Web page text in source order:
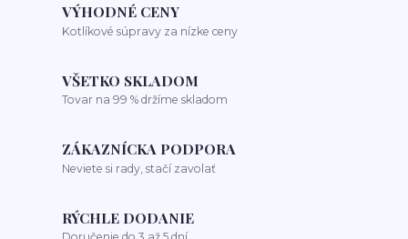
VÝHODNÉ CENY
Kotlíkové súpravy za nízke ceny
VŠETKO SKLADOM
Tovar na 99 % držíme skladom
ZÁKAZNÍCKA PODPORA
Neviete si rady, stačí zavolať
RÝCHLE DODANIE